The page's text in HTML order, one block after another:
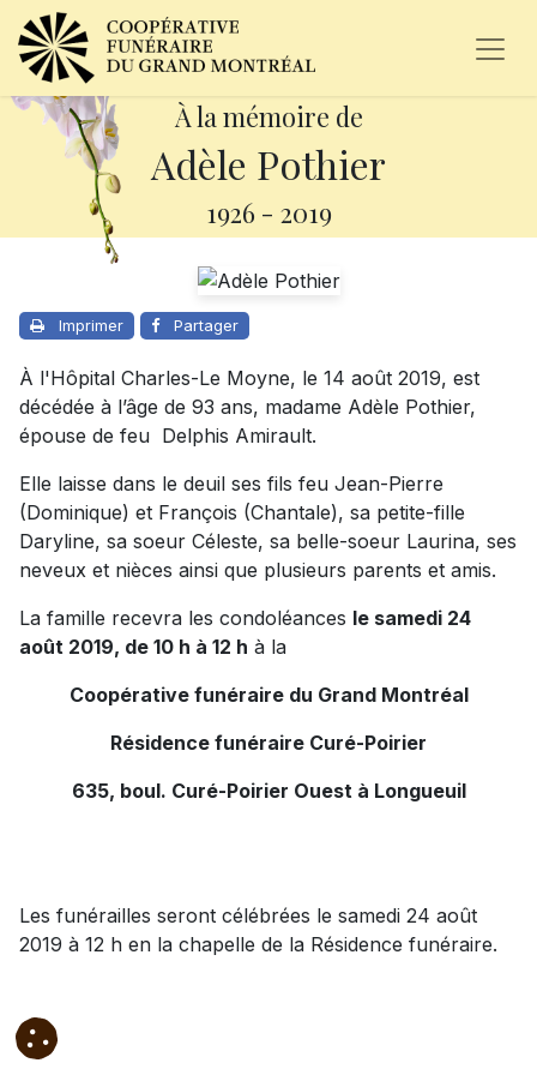
À la mémoire de
Adèle Pothier
1926 - 2019
Imprimer Partager
À l'Hôpital Charles-Le Moyne, le 14 août 2019, est
décédée à l’âge de 93 ans, madame Adèle Pothier,
épouse de feu Delphis Amirault.
Elle laisse dans le deuil ses fils feu Jean-Pierre
(Dominique) et François (Chantale), sa petite-fille
Daryline, sa soeur Céleste, sa belle-soeur Laurina, ses
neveux et nièces ainsi que plusieurs parents et amis.
La famille recevra les condoléances le samedi 24
août 2019, de 10 h à 12 h à la
Coopérative funéraire du Grand Montréal
Résidence funéraire Curé-Poirier
635, boul. Curé-Poirier Ouest à Longueuil
Les funérailles seront célébrées le samedi 24 août
2019 à 12 h en la chapelle de la Résidence funéraire.